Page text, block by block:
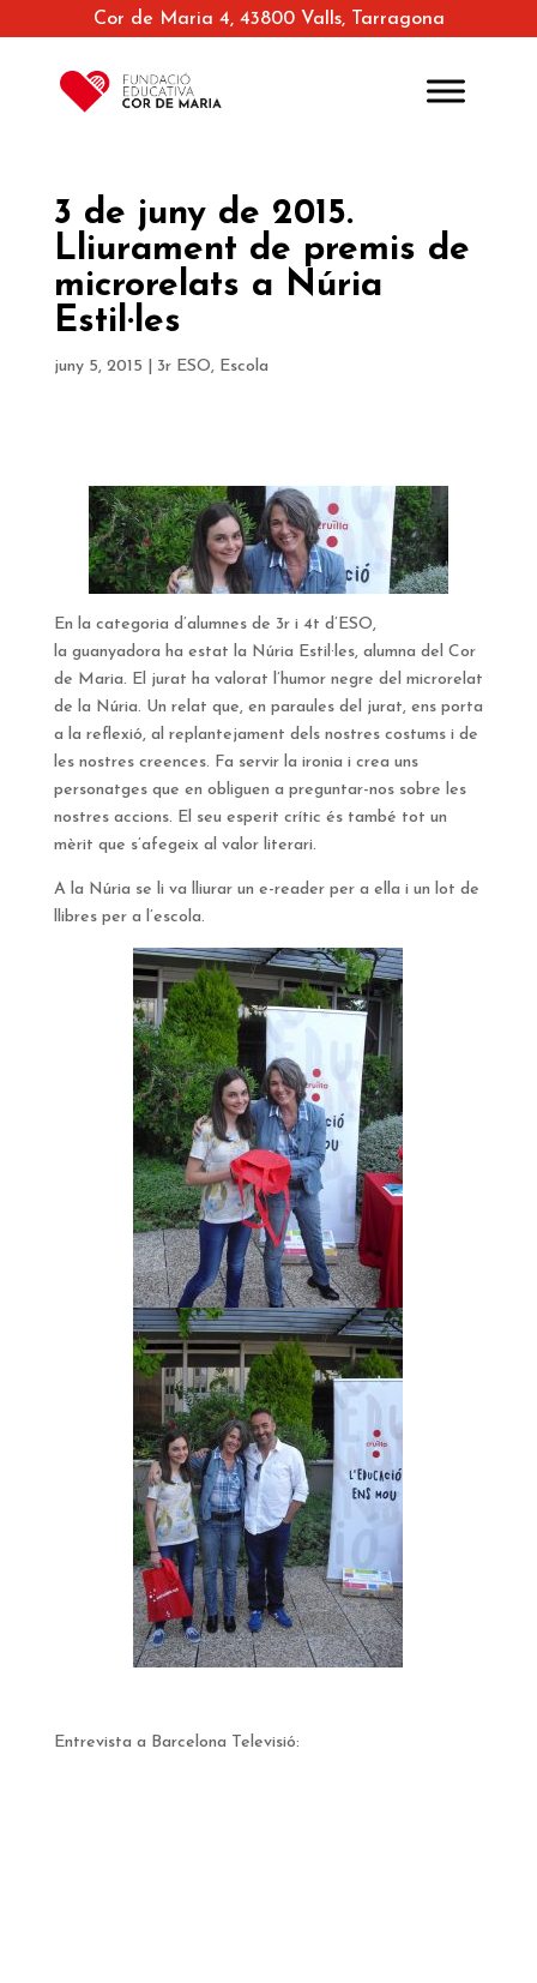
Cor de Maria 4, 43800 Valls, Tarragona
3 de juny de 2015.
Lliurament de premis de
microrelats a Núria
Estil·les
juny 5, 2015 3r ESO, Escola
En la categoria d’alumnes de 3r i 4t d’ESO,
la guanyadora ha estat la Núria Estil·les, alumna del Cor
de Maria. El jurat ha valorat l’humor negre del microrelat
de la Núria. Un relat que, en paraules del jurat, ens porta
a la reflexió, al replantejament dels nostres costums i de
les nostres creences. Fa servir la ironia i crea uns
personatges que en obliguen a preguntar-nos sobre les
nostres accions. El seu esperit crític és també tot un
mèrit que s’afegeix al valor literari.
A la Núria se li va lliurar un e-reader per a ella i un lot de
llibres per a l’escola.
Entrevista a Barcelona Televisió: